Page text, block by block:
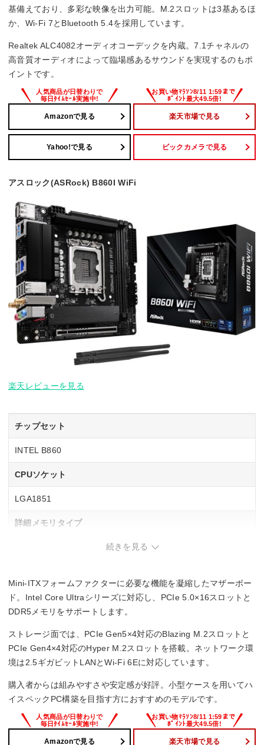
基備えており、多彩な映像を出力可能。M.2スロットは3基あるほ
か、Wi-Fi 7とBluetooth 5.4を採用しています。
Realtek ALC4082オーディオコーデックを内蔵。7.1チャネルの
高音質オーディオによって臨場感あるサウンドを実現するのもポ
イントです。
Amazonで見る 楽天市場で見る
Yahoo!で見る ビックカメラで見る
アスロック(ASRock) B860I WiFi
楽天レビューを見る
チップセット
INTEL B860
CPUソケット
LGA1851
詳細メモリタイプ
2
続きを見る
Mini-ITXフォームファクターに必要な機能を凝縮したマザーボー
ド。Intel Core Ultraシリーズに対応し、PCIe 5.0×16スロットと
DDR5メモリをサポートします。
ストレージ面では、PCIe Gen5×4対応のBlazing M.2スロットと
PCIe Gen4×4対応のHyper M.2スロットを搭載。ネットワーク環
境は2.5ギガビットLANとWi-Fi 6Eに対応しています。
購入者からは組みやすさや安定感が好評。小型ケースを用いてハ
イスペックPC構築を目指す方におすすめのモデルです。
Amazonで見る 楽天市場で見る